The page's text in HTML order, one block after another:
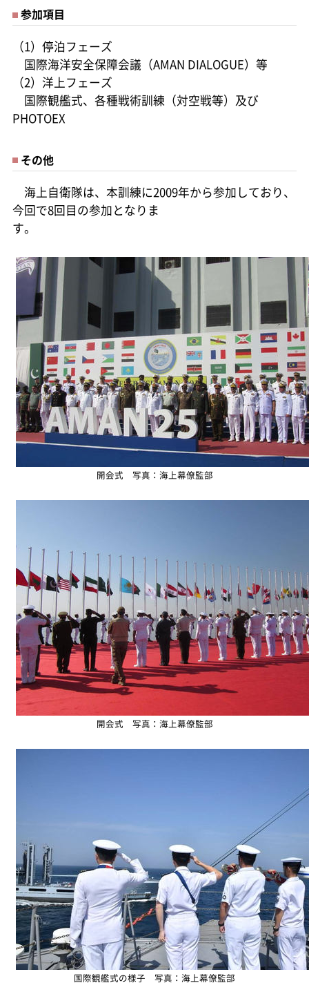
参加項目
（1）停泊フェーズ
国際海洋安全保障会議（AMAN DIALOGUE）等
（2）洋上フェーズ
国際観艦式、各種戦術訓練（対空戦等）及び
PHOTOEX
その他
海上自衛隊は、本訓練に2009年から参加しており、
今回で8回目の参加となりま
す。
開会式 写真：海上幕僚監部
開会式 写真：海上幕僚監部
国際観艦式の様子 写真：海上幕僚監部